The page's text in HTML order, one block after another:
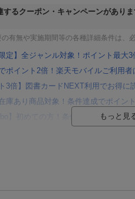
するクーポン・キャンペーンがあり
有無や実施期間等の各種詳細条件は、
限定】全ジャンル対象！ポイント最
ポイント2倍！楽天モバイルご利用
3倍】図書カードNEXT利用でお得に
庫あり商品対象！条件達成でポイン
】初めての方！条件達成で楽天ブッ